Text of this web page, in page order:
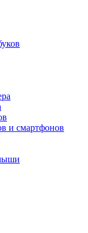
и смартфонов